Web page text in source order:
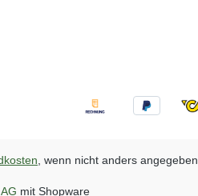
, wenn nicht anders angegeben.
mit Shopware